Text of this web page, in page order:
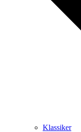
Klassiker